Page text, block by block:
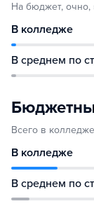
На бюджет, очно,
В колледже
В среднем по
Всего в колледже
В колледже
В среднем по